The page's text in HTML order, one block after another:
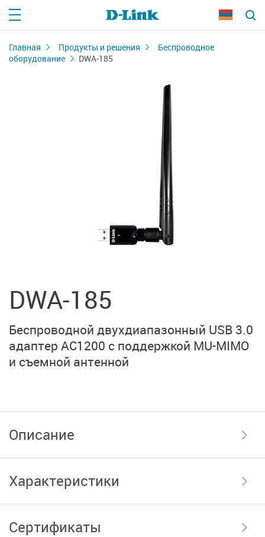
Главная Продукты и решения
Беспроводное
оборудование
DWA-185
DWA-185
Беспроводной двухдиапазонный USB 3.0
адаптер AC1200 с поддержкой MU-MIMO
и съемной антенной
Описание
Характеристики
Сертификаты